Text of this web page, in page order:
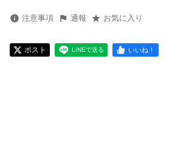
注意事項 通報 お気に入り
ポスト LINEで送る いいね！